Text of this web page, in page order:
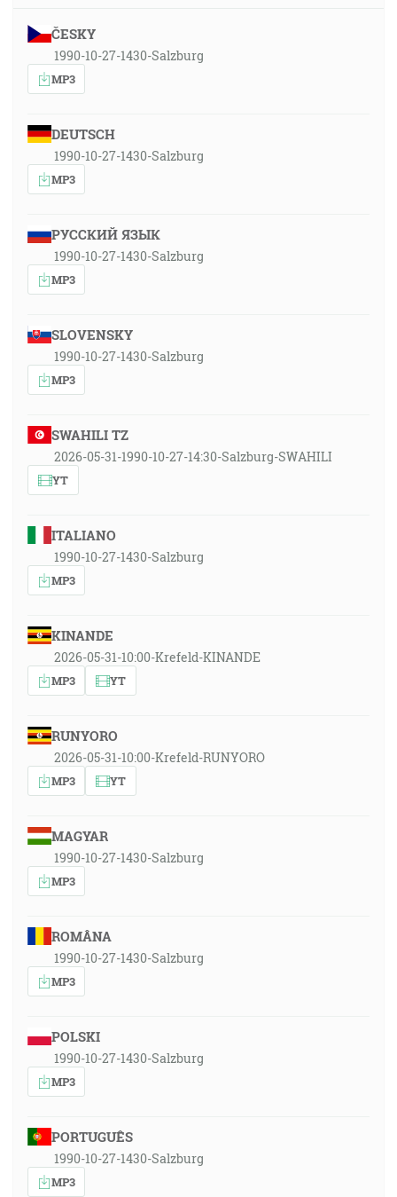
ČESKY
1990-10-27-1430-Salzburg
MP3
DEUTSCH
1990-10-27-1430-Salzburg
MP3
РУССКИЙ ЯЗЫК
1990-10-27-1430-Salzburg
MP3
SLOVENSKY
1990-10-27-1430-Salzburg
MP3
SWAHILI TZ
2026-05-31-1990-10-27-14:30-Salzburg-SWAHILI
YT
ITALIANO
1990-10-27-1430-Salzburg
MP3
KINANDE
2026-05-31-10:00-Krefeld-KINANDE
MP3 YT
RUNYORO
2026-05-31-10:00-Krefeld-RUNYORO
MP3 YT
MAGYAR
1990-10-27-1430-Salzburg
MP3
ROMÂNA
1990-10-27-1430-Salzburg
MP3
POLSKI
1990-10-27-1430-Salzburg
MP3
PORTUGUÊS
1990-10-27-1430-Salzburg
MP3